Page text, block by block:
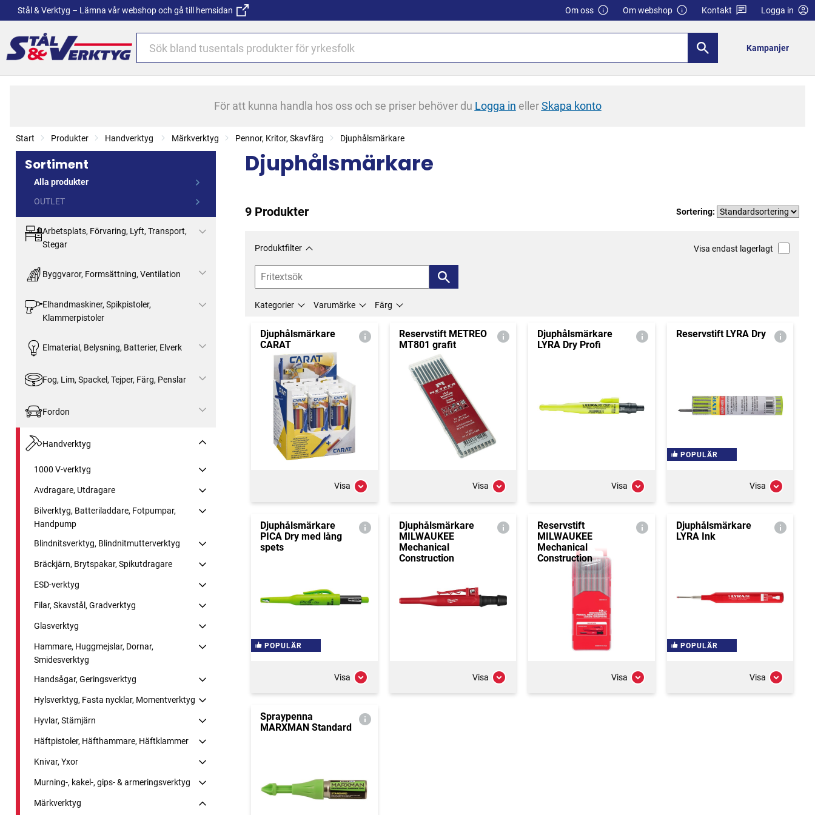
Stål & Verktyg – Lämna vår webshop och gå till hemsidan Om oss Om webshop Kontakt Logga in
Kampanjer
För att kunna handla hos oss och se priser behöver du Logga in ellerSkapa konto
Start Produkter Handverktyg Märkverktyg Pennor, Kritor, Skavfärg Djuphålsmärkare
Sortiment
Alla produkter
OUTLET
Arbetsplats, Förvaring, Lyft, Transport,
Stegar
Byggvaror, Formsättning, Ventilation
Elhandmaskiner, Spikpistoler,
Klammerpistoler
Elmaterial, Belysning, Batterier, Elverk
Fog, Lim, Spackel, Tejper, Färg, Penslar
Fordon
Handverktyg
1000 V-verktyg
Avdragare, Utdragare
Bilverktyg, Batteriladdare, Fotpumpar,
Handpump
Blindnitsverktyg, Blindnitmutterverktyg
Bräckjärn, Brytspakar, Spikutdragare
ESD-verktyg
Filar, Skavstål, Gradverktyg
Glasverktyg
Hammare, Huggmejslar, Dornar,
Smidesverktyg
Handsågar, Geringsverktyg
Hylsverktyg, Fasta nycklar, Momentverktyg
Hyvlar, Stämjärn
Häftpistoler, Häfthammare, Häftklammer
Knivar, Yxor
Murning-, kakel-, gips- & armeringsverktyg
Märkverktyg
Djuphålsmärkare
9 Produkter Sortering:
Produktfilter Visa endast lagerlagt
Kategorier Varumärke Färg
Djuphålsmärkare
CARAT
Visa
Reservstift METREO
MT801 grafit
Visa
Djuphålsmärkare
LYRA Dry Profi
Visa
Reservstift LYRA Dry
POPULÄR
Visa
Djuphålsmärkare
PICA Dry med lång
spets
POPULÄR
Visa
Djuphålsmärkare
MILWAUKEE
Mechanical
Construction
Visa
Reservstift
MILWAUKEE
Mechanical
Construction
Visa
Djuphålsmärkare
LYRA Ink
POPULÄR
Visa
Spraypenna
MARXMAN Standard